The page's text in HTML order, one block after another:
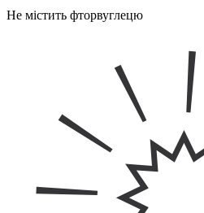
Не містить фторвуглецю